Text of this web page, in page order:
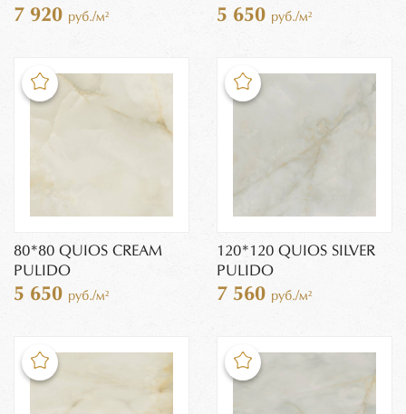
7 920 руб./м² 5 650 руб./м²
80*80 QUIOS CREAM
PULIDO
5 650 руб./м²
120*120 QUIOS SILVER
PULIDO
7 560 руб./м²